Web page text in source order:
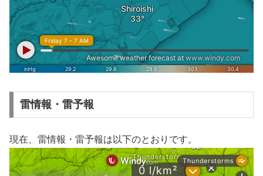
雷情報・雷予報
現在、雷情報・雷予報は以下のとおりです。